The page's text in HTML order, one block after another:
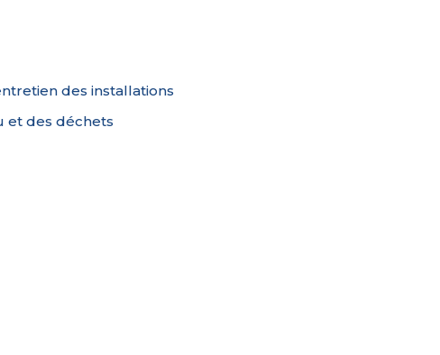
des installations
et des déchets